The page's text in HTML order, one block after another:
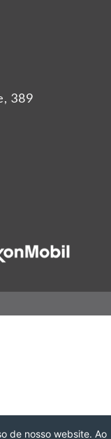
389
de nosso website. Ao